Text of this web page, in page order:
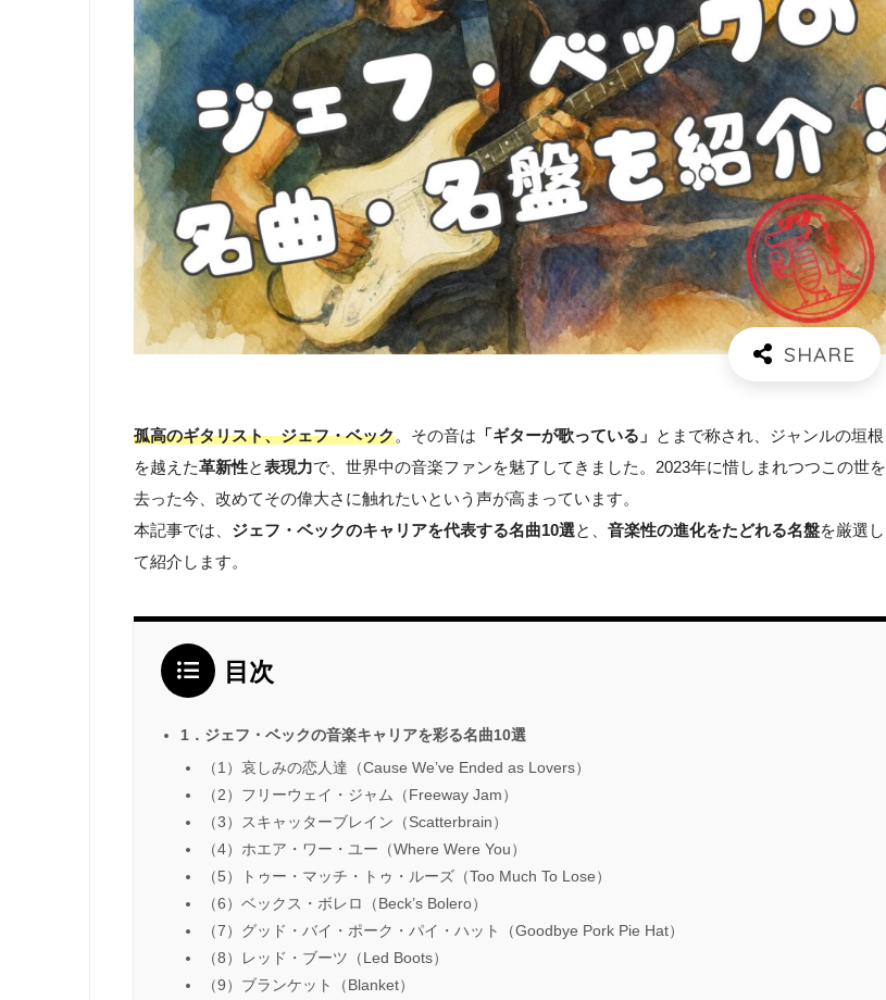
孤高のギタリスト、ジェフ・ベック。その音は 「ギターが歌っている」 とまで称され、ジャンルの垣根
を越えた革新性と表現力で、世界中の音楽ファンを魅了してきました。2023年に惜しまれつつこの世を
去った今、改めてその偉大さに触れたいという声が高まっています。
本記事では、 ジェフ・ベックのキャリアを代表する名曲10選と、 音楽性の進化をたどれる名盤を厳選し
て紹介します。
目次
1．ジェフ・ベックの音楽キャリアを彩る名曲10選
（1）哀しみの恋人達（Cause We’ve Ended as Lovers）
（2）フリーウェイ・ジャム（Freeway Jam）
（3）スキャッターブレイン（Scatterbrain）
（4）ホエア・ワー・ユー（Where Were You）
（5）トゥー・マッチ・トゥ・ルーズ（Too Much To Lose）
（6）ベックス・ボレロ（Beck’s Bolero）
（7）グッド・バイ・ポーク・パイ・ハット（Goodbye Pork Pie Hat）
（8）レッド・ブーツ（Led Boots）
（9）ブランケット（Blanket）